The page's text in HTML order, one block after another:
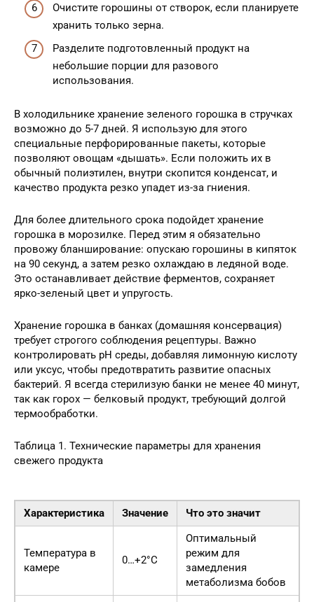
Очистите горошины от створок, если планируете
хранить только зерна.
Разделите подготовленный продукт на
небольшие порции для разового
использования.
В холодильнике хранение зеленого горошка в стручках
возможно до 5-7 дней. Я использую для этого
специальные перфорированные пакеты, которые
позволяют овощам «дышать». Если положить их в
обычный полиэтилен, внутри скопится конденсат, и
качество продукта резко упадет из-за гниения.
Для более длительного срока подойдет хранение
горошка в морозилке. Перед этим я обязательно
провожу бланширование: опускаю горошины в кипяток
на 90 секунд, а затем резко охлаждаю в ледяной воде.
Это останавливает действие ферментов, сохраняет
ярко-зеленый цвет и упругость.
Хранение горошка в банках (домашняя консервация)
требует строгого соблюдения рецептуры. Важно
контролировать pH среды, добавляя лимонную кислоту
или уксус, чтобы предотвратить развитие опасных
бактерий. Я всегда стерилизую банки не менее 40 минут,
так как горох — белковый продукт, требующий долгой
термообработки.
Таблица 1. Технические параметры для хранения
свежего продукта
Характеристика Значение Что это значит
Температура в
камере
0…+2°C
Оптимальный
режим для
замедления
метаболизма бобов